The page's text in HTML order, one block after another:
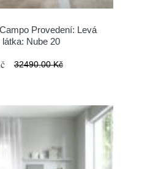
Provedení: Levá
látka: Nube 20
32490.00 Kč